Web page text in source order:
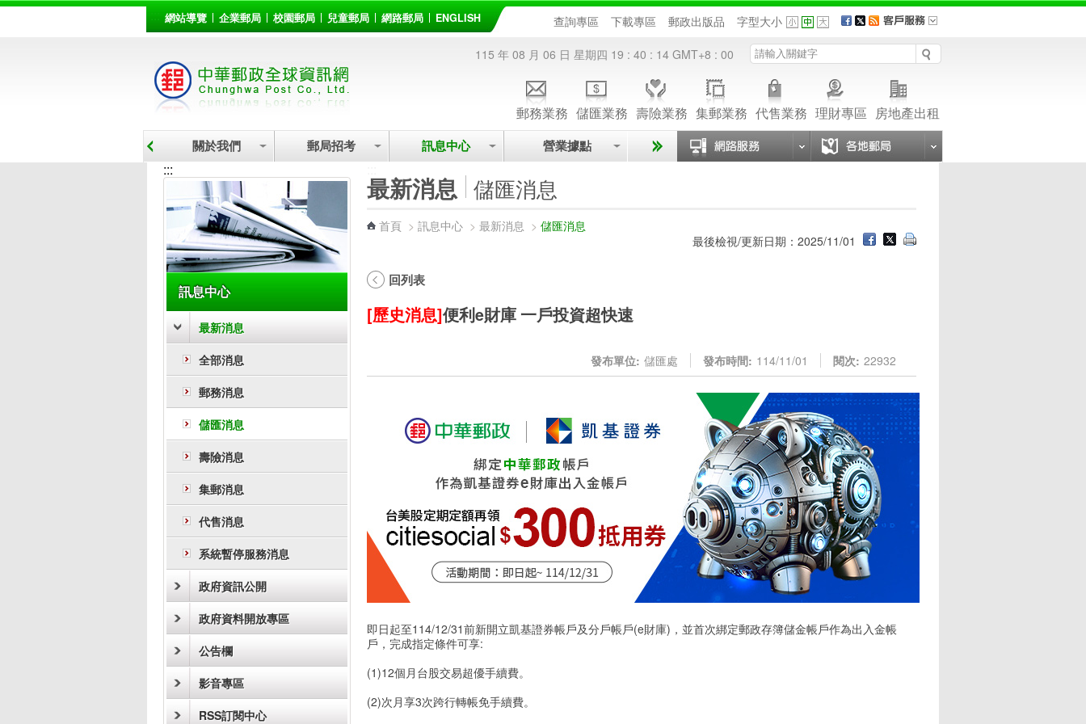
::: 網站導覽 企業郵局 校園郵局 兒童郵局 網路郵局 ENGLISH 查詢專區 下載專區 郵政出版品 字型大小
115 年 08 月 06 日 星期四 19 : 40 : 15 GMT+8 : 00
郵務業務 儲匯業務 壽險業務 集郵業務 代售業務 理財專區 房地產出租
關於我們 郵局招考 訊息中心 營業據點
:::
訊息中心
最新消息
全部消息
郵務消息
儲匯消息
壽險消息
集郵消息
代售消息
系統暫停服務消息
政府資訊公開
政府資料開放專區
公告欄
影音專區
RSS訂閱中心
最新消息 儲匯消息
首頁 > 訊息中心 > 最新消息 > 儲匯消息
最後檢視/更新日期：2025/11/01
回列表
[歷史消息]便利e財庫 一戶投資超快速
發布單位: 儲匯處 發布時間: 114/11/01 閱次: 22932
即日起至114/12/31前新開立凱基證券帳戶及分戶帳戶(e財庫)，並首次綁定郵政存簿儲金帳戶作為出入金帳
戶，完成指定條件可享:
(1)12個月台股交易超優手續費。
(2)次月享3次跨行轉帳免手續費。